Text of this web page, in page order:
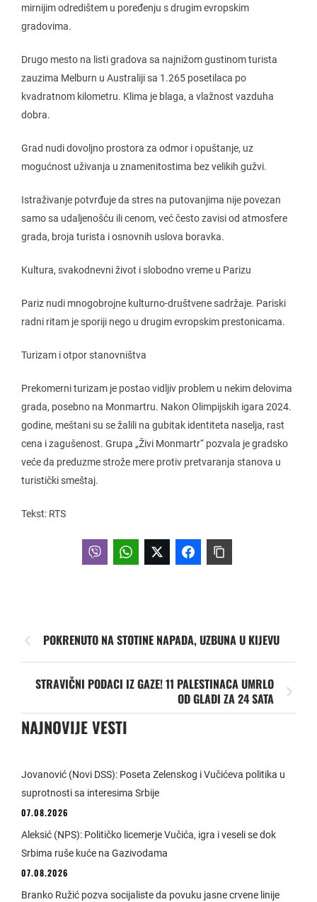
mirnijim odredištem u poređenju s drugim evropskim
gradovima.
Drugo mesto na listi gradova sa najnižom gustinom turista
zauzima Melburn u Australiji sa 1.265 posetilaca po
kvadratnom kilometru. Klima je blaga, a vlažnost vazduha
dobra.
Grad nudi dovoljno prostora za odmor i opuštanje, uz
mogućnost uživanja u znamenitostima bez velikih gužvi.
Istraživanje potvrđuje da stres na putovanjima nije povezan
samo sa udaljenošću ili cenom, već često zavisi od atmosfere
grada, broja turista i osnovnih uslova boravka.
Kultura, svakodnevni život i slobodno vreme u Parizu
Pariz nudi mnogobrojne kulturno-društvene sadržaje. Pariski
radni ritam je sporiji nego u drugim evropskim prestonicama.
Turizam i otpor stanovništva
Prekomerni turizam je postao vidljiv problem u nekim delovima
grada, posebno na Monmartru. Nakon Olimpijskih igara 2024.
godine, meštani su se žalili na gubitak identiteta naselja, rast
cena i zagušenost. Grupa „Živi Monmartr“ pozvala je gradsko
veće da preduzme strože mere protiv pretvaranja stanova u
turistički smeštaj.
Tekst: RTS
POKRENUTO NA STOTINE NAPADA, UZBUNA U KIJEVU
STRAVIČNI PODACI IZ GAZE! 11 PALESTINACA UMRLO
OD GLADI ZA 24 SATA
NAJNOVIJE VESTI
Jovanović (Novi DSS): Poseta Zelenskog i Vučićeva politika u
suprotnosti sa interesima Srbije
07.08.2026
Aleksić (NPS): Političko licemerje Vučića, igra i veseli se dok
Srbima ruše kuće na Gazivodama
07.08.2026
Branko Ružić pozva socijaliste da povuku jasne crvene linije